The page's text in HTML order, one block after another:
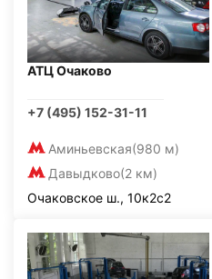
АТЦ Очаково
+7 (495) 152-31-11
Аминьевская(980 м)
Давыдково(2 км)
Очаковское ш., 10к2с2